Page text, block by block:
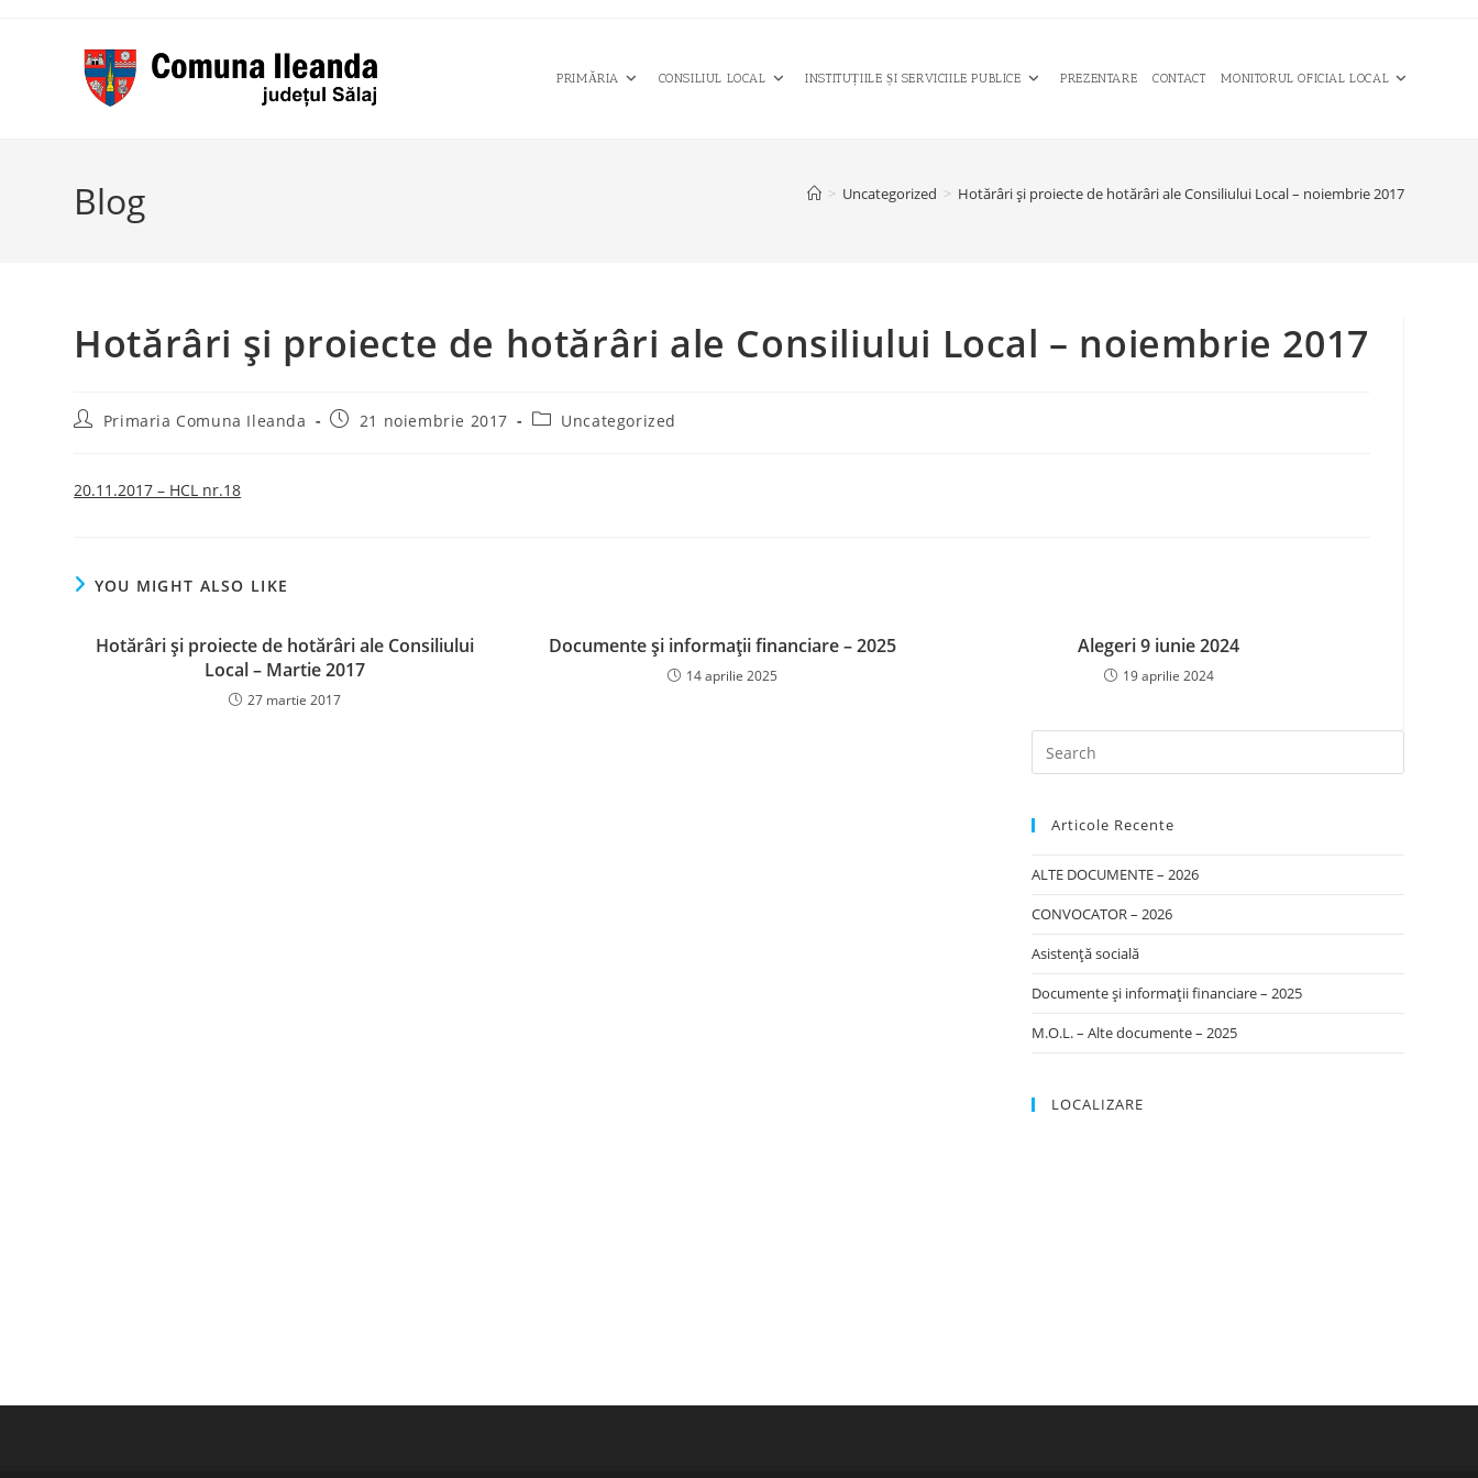
PRIMĂRIA CONSILIUL LOCAL INSTITUȚIILE ȘI SERVICIILE PUBLICE PREZENTARE CONTACT MONITORUL OFICIAL LOCAL
Blog > Uncategorized > Hotărâri şi proiecte de hotărâri ale Consiliului Local – noiembrie 2017
Hotărâri şi proiecte de hotărâri ale Consiliului Local – noiembrie 2017
PostPrimaria Comuna Ileanda
Post21 noiembrie 2017
PostUncategorized
20.11.2017 – HCL nr.18
YOU MIGHT ALSO LIKE
Hotărâri şi proiecte de hotărâri ale Consiliului
Local – Martie 2017
27 martie 2017
Documente și informații financiare – 2025
14 aprilie 2025
Alegeri 9 iunie 2024
19 aprilie 2024
Articole Recente
ALTE DOCUMENTE – 2026
CONVOCATOR – 2026
Asistență socială
Documente și informații financiare – 2025
M.O.L. – Alte documente – 2025
LOCALIZARE